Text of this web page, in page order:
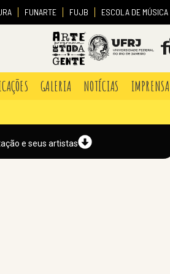
FUNARTE FUJB ESCOLA DE
GALERIA NOTÍCIAS IMPRENSA
e seus artistas